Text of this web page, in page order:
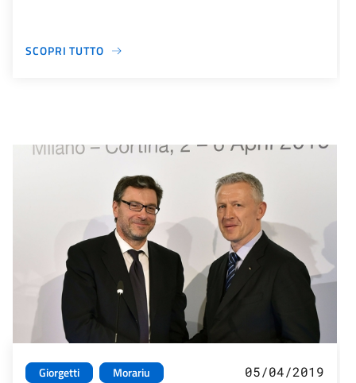
SCOPRI TUTTO
Giorgetti
Morariu
05/04/2019